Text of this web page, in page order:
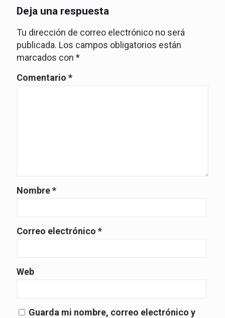
Deja una respuesta
Tu dirección de correo electrónico no será
publicada. Los campos obligatorios están
marcados con *
Comentario *
Nombre*
Correo electrónico *
Web
Guarda mi nombre, correo electrónico y